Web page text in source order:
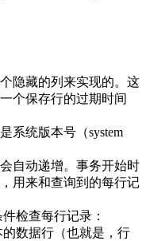
隐藏的列来实现的。这
个保存行的过期时间
系统版本号（system
自动递增。事务开始时
用来和查询到的每行记
检查每行记录：
数据行（也就是，行